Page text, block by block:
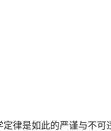
律是如此的严谨与不可